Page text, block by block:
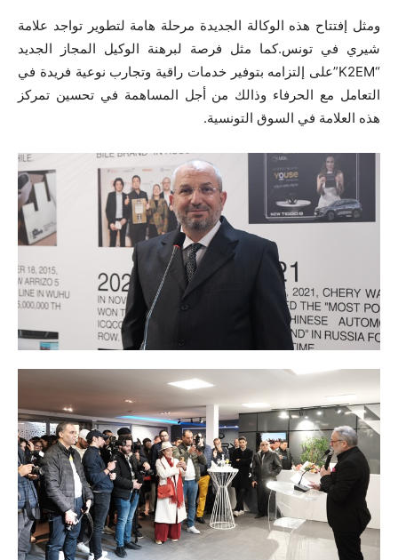
ومثل إفتتاح هذه الوكالة الجديدة مرحلة هامة لتطوير تواجد علامة
شيري في تونس.كما مثل فرصة لبرهنة الوكيل المجاز الجديد
“K2EM”على إلتزامه بتوفير خدمات راقية وتجارب نوعية فريدة في
التعامل مع الحرفاء وذالك من أجل المساهمة في تحسين تمركز
هذه العلامة في السوق التونسية.